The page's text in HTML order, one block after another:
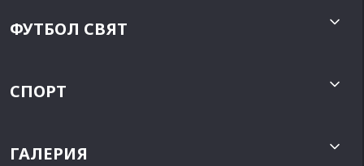
ФУТБОЛ СВЯТ
СПОРТ
ГАЛЕРИЯ